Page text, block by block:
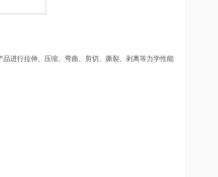
进行拉伸、压缩、弯曲、剪切、撕裂、剥离等力学性能